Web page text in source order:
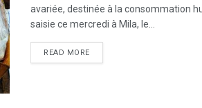
avariée, destinée à la consommation
saisie ce mercredi à Mila, le...
READ MORE